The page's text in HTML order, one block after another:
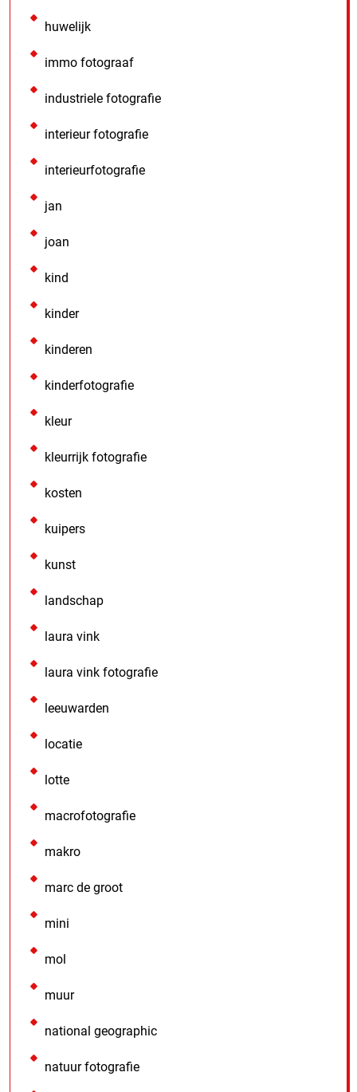
huwelijk
immo fotograaf
industriele fotografie
interieur fotografie
interieurfotografie
jan
joan
kind
kinder
kinderen
kinderfotografie
kleur
kleurrijk fotografie
kosten
kuipers
kunst
landschap
laura vink
laura vink fotografie
leeuwarden
locatie
lotte
macrofotografie
makro
marc de groot
mini
mol
muur
national geographic
natuur fotografie